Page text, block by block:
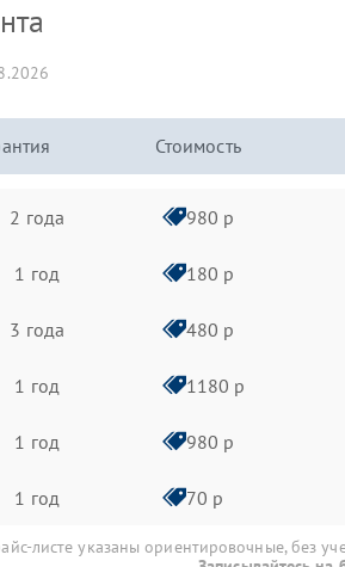
Стоимость
2 года 980 р
1 год 180 р
3 года 480 р
1 год 1180 р
1 год 980 р
1 год 70 р
листе указаны ориентировочные, без